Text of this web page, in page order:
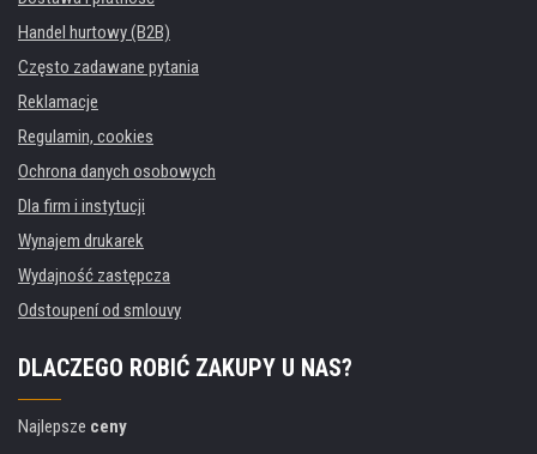
Handel hurtowy (B2B)
Często zadawane pytania
Reklamacje
Regulamin, cookies
Ochrona danych osobowych
Dla firm i instytucji
Wynajem drukarek
Wydajność zastępcza
Odstoupení od smlouvy
DLACZEGO ROBIĆ ZAKUPY U NAS?
Najlepsze ceny